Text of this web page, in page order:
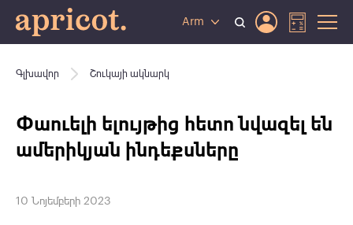
Arm
Գլխավոր Շուկայի ակնարկ
Փաուելի ելույթից հետո նվազել են
ամերիկյան ինդեքսները
10 Նոյեմբերի 2023